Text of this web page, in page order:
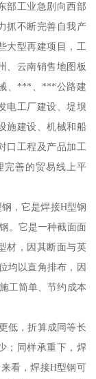
部工业急剧向西部
抓不断完善自我产
大型再建项目，工
、云南销售地图板
、***、***公路建
电工厂建设、堤坝
施建设、机械和船
口工程及产品加工
完善的贸易线上平
，它是焊接H型钢
。它是一种截面面
材，因其断面与英
均以直角排布，因
工简单、节约成本
低，折算成同等长
；同样承重下，焊
看，焊接H型钢可